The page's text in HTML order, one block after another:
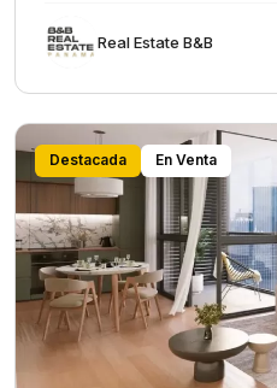
Rеаl Еstаtе В&В
Destacada En Venta